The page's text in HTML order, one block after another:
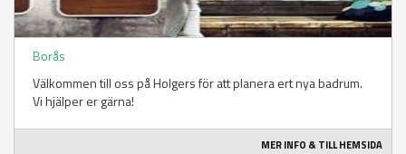
Borås
Välkommen till oss på Holgers för att planera ert nya badrum.
Vi hjälper er gärna!
MER INFO & TILL HEMSIDA